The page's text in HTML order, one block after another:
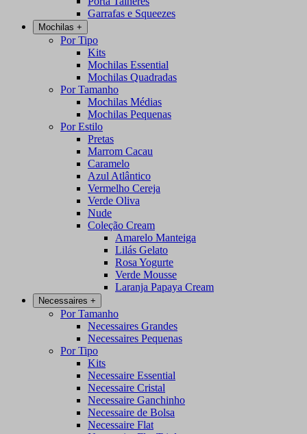
Garrafas e Squeezes
Mochilas +
Por Tipo
Kits
Mochilas Essential
Mochilas Quadradas
Por Tamanho
Mochilas Médias
Mochilas Pequenas
Por Estilo
Pretas
Marrom Cacau
Caramelo
Azul Atlântico
Vermelho Cereja
Verde Oliva
Nude
Coleção Cream
Amarelo Manteiga
Lilás Gelato
Rosa Yogurte
Verde Mousse
Laranja Papaya Cream
Necessaires +
Por Tamanho
Necessaires Grandes
Necessaires Pequenas
Por Tipo
Kits
Necessaire Essential
Necessaire Cristal
Necessaire Ganchinho
Necessaire de Bolsa
Necessaire Flat